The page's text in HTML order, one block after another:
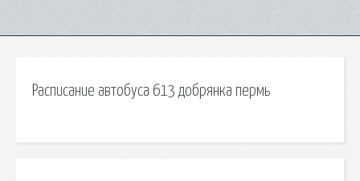
Расписание автобуса 613 добрянка пермь